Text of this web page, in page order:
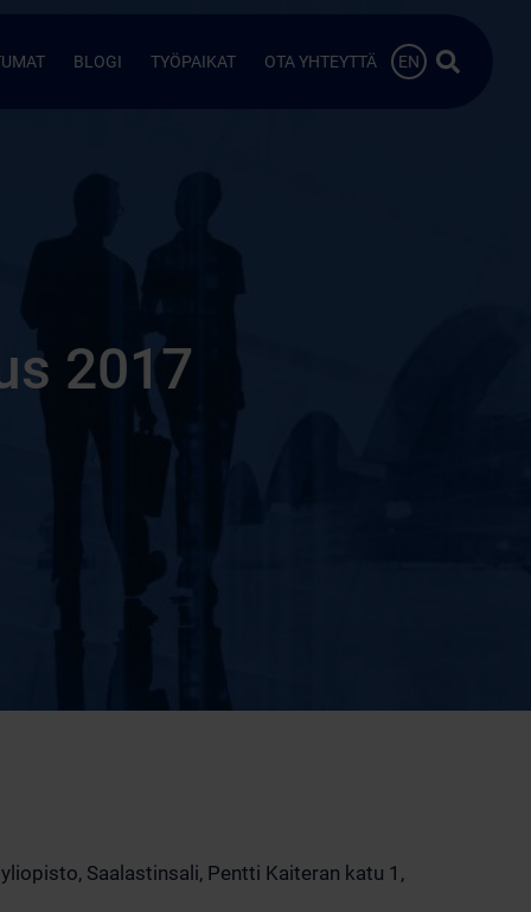
BLOGI TYÖPAIKAT OTA YHTEYTTÄ EN Hae…
2017
Saalastinsali, Pentti Kaiteran katu 1,